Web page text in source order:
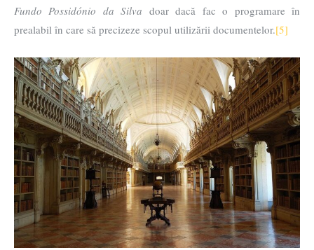
Fundo Possidónio da Silva doar dacă fac o programare în
prealabil în care să precizeze scopul utilizării documentelor.[5]